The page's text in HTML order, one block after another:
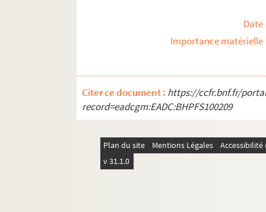
Date
Importance matérielle
Citer ce document : https://ccfr.bnf.fr/
record=eadcgm:EADC:BHPFS100209
Plan du site Mentions Légales
v 31.1.0